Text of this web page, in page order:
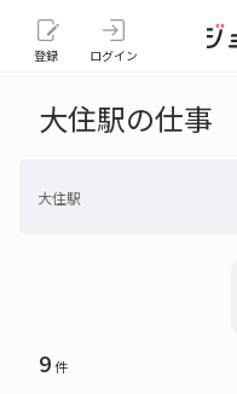
登録 ログイン
大住駅の仕事
大住駅
9件